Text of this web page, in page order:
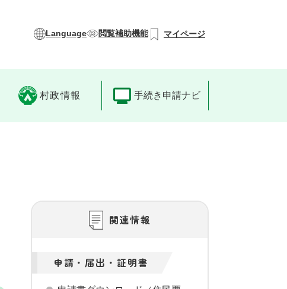
Language 閲覧補助機能 マイページ
村政情報 手続き申請ナビ
関連情報
申請・届出・証明書